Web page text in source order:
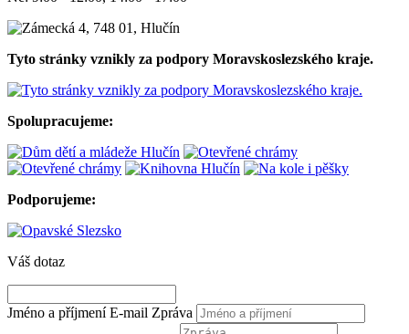
Tyto stránky vznikly za podpory Moravskoslezského kraje.
Spolupracujeme:
Podporujeme:
Váš dotaz
Jméno a příjmení E-mail Zpráva